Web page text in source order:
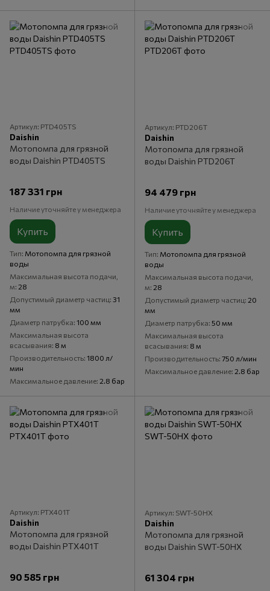
Артикул: PTD405TS
Daishin
Мотопомпа для грязной
воды Daishin PTD405TS
187 331 грн
Наличие уточняйте у менеджера
Купить
Тип Мотопомпа для грязной
воды
Максимальная высота подачи,
м 28
Допустимый диаметр частиц 31
мм
Диаметр патрубка 100 мм
Максимальная высота
всасывания 8 м
Производительность 1800 л/
мин
Максимальное давление 2.8 бар
Артикул: PTD206T
Daishin
Мотопомпа для грязной
воды Daishin PTD206T
94 479 грн
Наличие уточняйте у менеджера
Купить
Тип Мотопомпа для грязной
воды
Максимальная высота подачи,
м 28
Допустимый диаметр частиц 20
мм
Диаметр патрубка 50 мм
Максимальная высота
всасывания 8 м
Производительность 750 л/мин
Максимальное давление 2.8 бар
Артикул: PTX401T
Daishin
Мотопомпа для грязной
воды Daishin PTX401T
90 585 грн
Артикул: SWT-50HX
Daishin
Мотопомпа для грязной
воды Daishin SWT-50HX
61 304 грн